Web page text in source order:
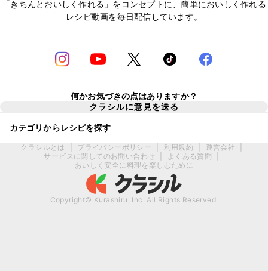
「きちんとおいしく作れる」をコンセプトに、簡単においしく作れる
レシピ動画を毎日配信しています。
何かお気づきの点はありますか？
クラシルに意見を送る
カテゴリからレシピを探す
クラシルとは プライバシーポリシー 利用規約 運営会社
サービスに関してのお問い合わせ
よくある質問
おいしく安全に料理を楽しむために
Copyright© Kurashiru, Inc. All Rights Reserved.